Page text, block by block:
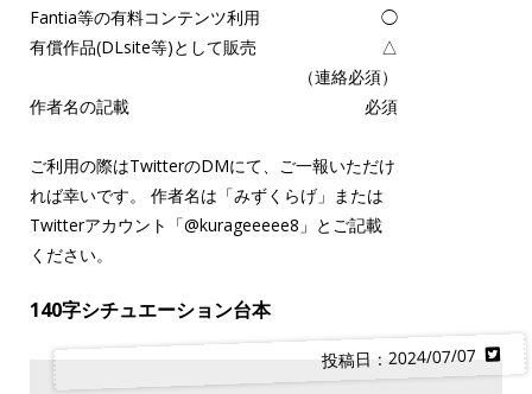
Fantia等の有料コンテンツ利用
◯
有償作品(DLsite等)として販売
△
（連絡必須）
作者名の記載
必須
ご利用の際はTwitterのDMにて、ご一報いただけ
れば幸いです。 作者名は「みずくらげ」または
Twitterアカウント「@kurageeeee8 」とご記載
ください。
140字シチュエーション台本
投稿日：2024/07/07